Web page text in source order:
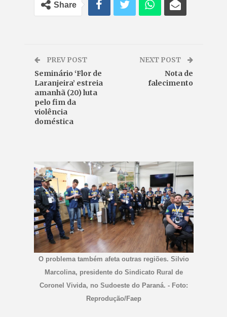
Share
PREV POST
Seminário ‘Flor de
Laranjeira’ estreia
amanhã (20) luta
pelo fim da
violência
doméstica
NEXT POST
Nota de
falecimento
O problema também afeta outras regiões. Silvio
Marcolina, presidente do Sindicato Rural de
Coronel Vivida, no Sudoeste do Paraná. - Foto:
Reprodução/Faep